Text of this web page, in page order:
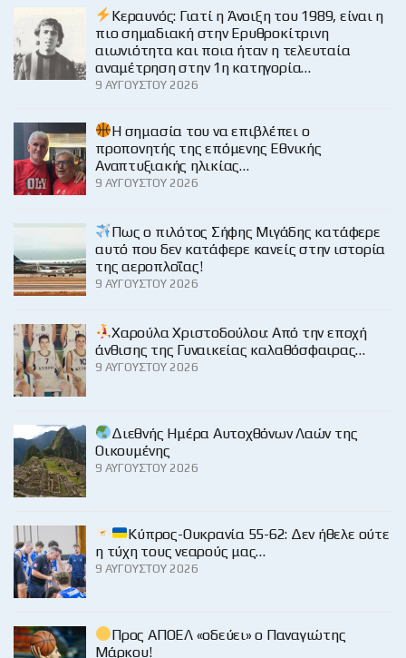
Κεραυνός: Γιατί η Άνοιξη του 1989, είναι η
πιο σημαδιακή στην Ερυθροκίτρινη
αιωνιότητα και ποια ήταν η τελευταία
αναμέτρηση στην 1η κατηγορία…
9 ΑΥΓΟΎΣΤΟΥ 2026
H σημασία του να επιβλέπει ο
προπονητής της επόμενης Εθνικής
Αναπτυξιακής ηλικίας…
9 ΑΥΓΟΎΣΤΟΥ 2026
Πως ο πιλότος Σήφης Μιγάδης κατάφερε
αυτό που δεν κατάφερε κανείς στην ιστορία
της αεροπλοΐας!
9 ΑΥΓΟΎΣΤΟΥ 2026
Χαρούλα Χριστοδούλου: Από την εποχή
άνθισης της Γυναικείας καλαθόσφαιρας…
9 ΑΥΓΟΎΣΤΟΥ 2026
Διεθνής Ημέρα Αυτοχθόνων Λαών της
Οικουμένης
9 ΑΥΓΟΎΣΤΟΥ 2026
Κύπρος-Ουκρανία 55-62: Δεν ήθελε ούτε
η τύχη τους νεαρούς μας…
9 ΑΥΓΟΎΣΤΟΥ 2026
Προς ΑΠΟΕΛ «οδεύει» ο Παναγιώτης
Μάρκου!